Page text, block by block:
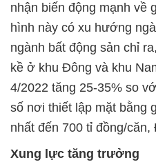
nhận biến động mạnh về
hình này có xu hướng
ngành bất động sản chỉ
kề ở khu Đông và khu
4/2022 tăng 25-35% so
số nơi thiết lập mặt bằng
nhất đến 700 tỉ đồng/
Xung lực tăng trưởng